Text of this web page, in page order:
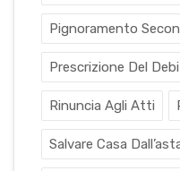
Pignoramento
Prescrizione Del
Rinuncia Agli Atti
Salvare Casa